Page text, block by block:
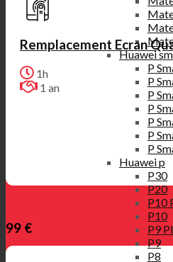
Huawei
P
P
P
P
P
P
P
Huawei p
P30
P20
P10
P10
P9
P9
P8
Remplacement Ecran
1h
1 an
99 €